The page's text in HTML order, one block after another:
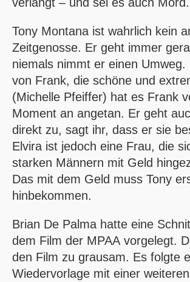
Tony Montana ist wahrlich kein
Zeitgenosse. Er geht immer
niemals nimmt er einen Umweg.
von Frank, die schöne und
(Michelle Pfeiffer) hat es Frank
Moment an angetan. Er geht
direkt zu, sagt ihr, dass er sie
Elvira ist jedoch eine Frau, die
starken Männern mit Geld
Das mit dem Geld muss Tony
hinbekommen.
Brian De Palma hatte eine
dem Film der MPAA vorgelegt.
den Film zu grausam. Es folgte
Wiedervorlage mit einer weiteren